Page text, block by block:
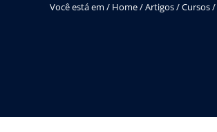
Você está em / Home/Artigos/Cursos/